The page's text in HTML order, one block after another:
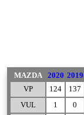
MAZDA 2020 2019
VP
124 137
VUL
1 0